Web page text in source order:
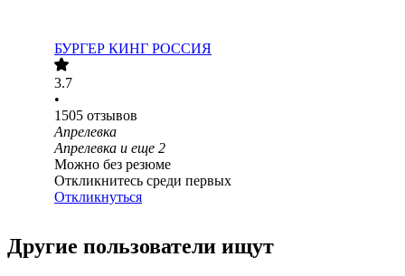
БУРГЕР КИНГ РОССИЯ
3.7
•
1505 отзывов
Апрелевка
Апрелевка и еще 2
Можно без резюме
Откликнитесь среди первых
Откликнуться
Другие пользователи ищут